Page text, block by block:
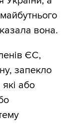
вона.
ЄС,
запекло
або